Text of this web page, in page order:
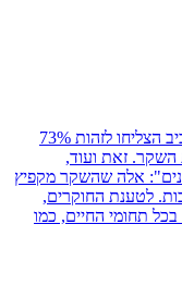
לראשונה בעולם, חוקרים מאוניברסיטת תל אביב הצליחו לזהות 73%
השקר. זאת ועוד,
אלה שהשקר מקפיץ
לטענת החוקרים,
תחומי החיים, כמו